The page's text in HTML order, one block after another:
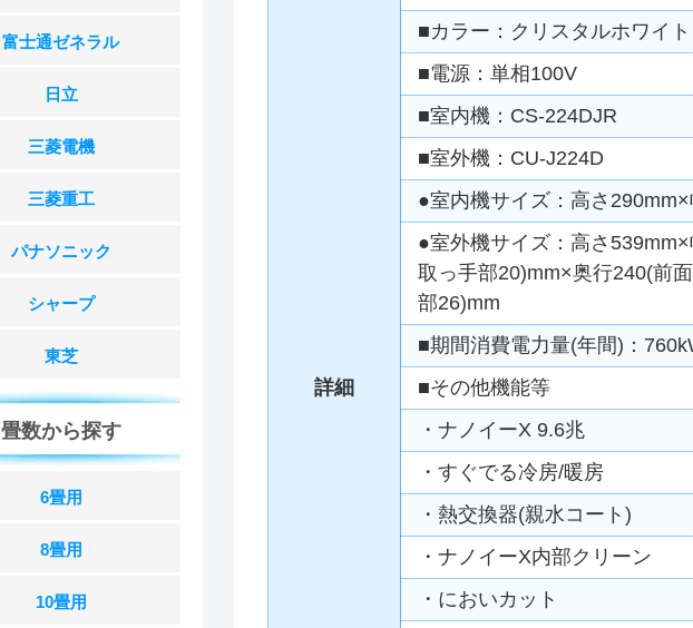
詳細
■カラー：クリスタルホワイト
■電源：単相100V
■室内機：CS-224DJR
■室外機：CU-J224D
●室内機サイズ：高さ
●室外機サイズ：高さ
取っ手部20)mm×奥行240(前
部26)mm
■期間消費電力量(年間)：
■その他機能等
・ナノイーX 9.6兆
・すぐでる冷房/暖房
・熱交換器(親水コート)
・ナノイーX内部クリーン
・においカット
富士通ゼネラル
日立
三菱電機
三菱重工
パナソニック
シャープ
東芝
畳数から探す
6畳用
8畳用
10畳用